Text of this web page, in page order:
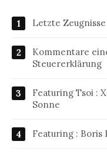
Letzte Zeugnisse
Kommentare
Steuererklärung
Featuring Tsoi :
Sonne
Featuring : Boris